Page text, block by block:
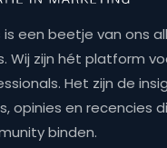
een beetje van ons
Wij zijn hét platform
Het zijn de
opinies en recencies
binden.